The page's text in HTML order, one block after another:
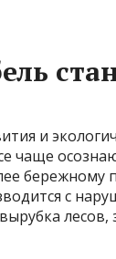
и
чаще
с
лесов,